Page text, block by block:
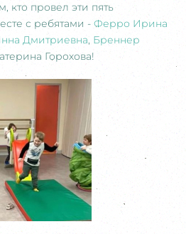
кто провел эти пять
с ребятами - Ферро Ирина
Дмитриевна, Бреннер
Горохова!